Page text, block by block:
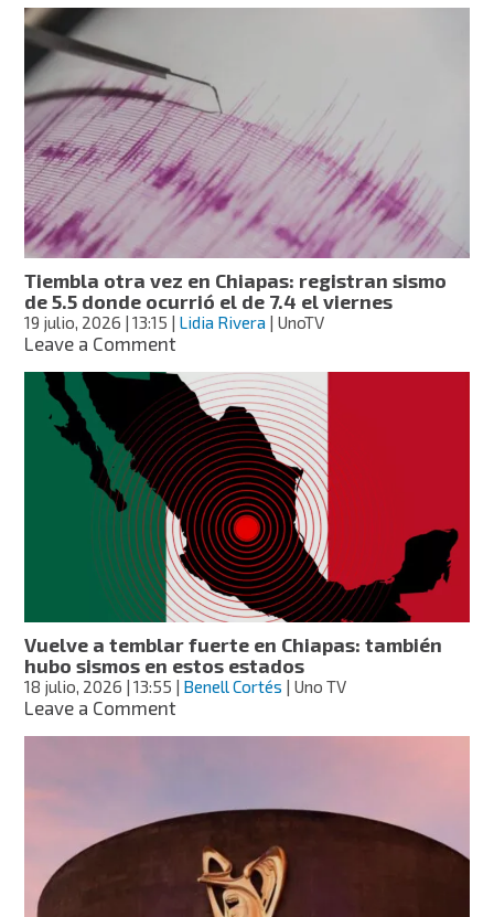
réplicas
del
sismo
en
Chiapas;
la
más
fuerte
alcanzó
magnitud
6.5
Tiembla otra vez en Chiapas: registran sismo
de 5.5 donde ocurrió el de 7.4 el viernes
19 julio, 2026 | 13:15 | Lidia Rivera | UnoTV
Leave a Commenton
otra
vez
en
Chiapas:
registran
sismo
de
5.5
donde
ocurrió
el
de
7.4
el
viernes
Vuelve a temblar fuerte en Chiapas: también
hubo sismos en estos estados
18 julio, 2026 | 13:55 | Benell Cortés | Uno TV
Leave a Commenton
en
también
hubo
sismos